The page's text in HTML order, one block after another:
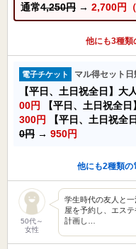
通常4,250円 → 2,700円
他にも3種類
電子チケット マル得セット
【平日、土日祝全日】大
00円
【平日、土日祝全
300円
【平日、土日祝全
0円 → 950円
他にも2種類の
50代～
女性
学生時代の友人と
屋を予約し、エス
計画し…